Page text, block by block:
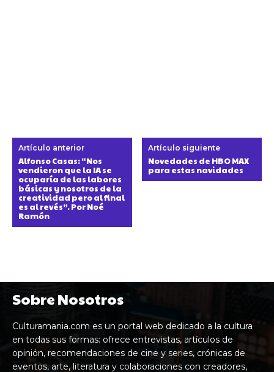
Artículo anterior
Alfonso Casas: “Nos
vendieron que la IA se
ocuparía de las labores
básicas y nosotros de la
creatividad pero al final
es al revés”. Por Noé
Ramón
Artículo siguiente
Novedades de HBO MAX
para estas navidades
Sobre Nosotros
Culturamania.com es un portal web dedicado a la cultura
en todas sus formas: ofrece entrevistas, artículos de
opinión, recomendaciones de cine y series, crónicas de
eventos, arte, literatura y colaboraciones con creadores,